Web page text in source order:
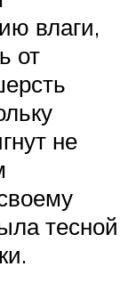
влаги,
от
не
тесной